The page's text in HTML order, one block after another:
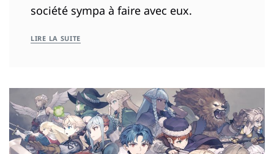
société sympa à faire avec eux.
LIRE LA SUITE